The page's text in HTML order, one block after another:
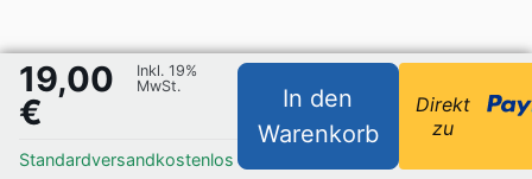
19,00
€
Inkl. 19%
MwSt.
Standardversandkostenlos
In den
Warenkorb
Direkt
zu